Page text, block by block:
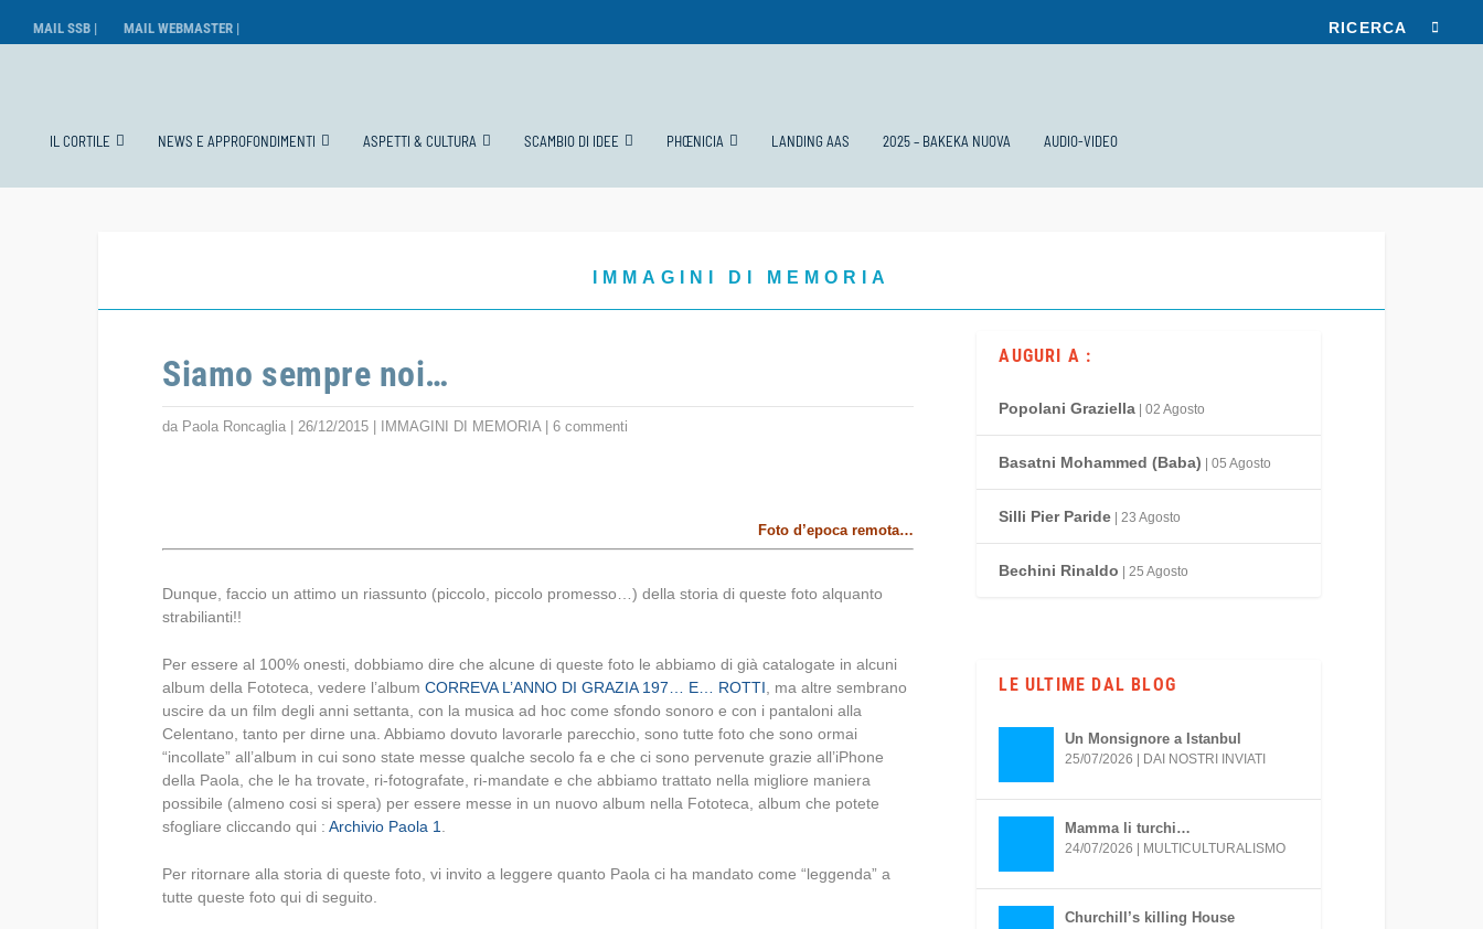
MAIL SSB | MAIL WEBMASTER |
IL CORTILE NEWS E APPROFONDIMENTI ASPETTI & CULTURA SCAMBIO DI IDEE PHŒNICIA LANDING AAS 2025 – BAKEKA NUOVA AUDIO-VIDEO
IMMAGINI DI MEMORIA
Siamo sempre noi…
da Paola Roncaglia | 26/12/2015 | IMMAGINI DI MEMORIA |6 commenti
Foto d’epoca remota…
Dunque, faccio un attimo un riassunto (piccolo, piccolo promesso…) della storia di queste foto alquanto
strabilianti!!
Per essere al 100% onesti, dobbiamo dire che alcune di queste foto le abbiamo di già catalogate in alcuni
album della Fototeca, vedere l’albumCORREVA L’ANNO DI GRAZIA 197… E… ROTTI , ma altre sembrano
uscire da un film degli anni settanta, con la musica ad hoc come sfondo sonoro e con i pantaloni alla
Celentano, tanto per dirne una. Abbiamo dovuto lavorarle parecchio, sono tutte foto che sono ormai
“incollate” all’album in cui sono state messe qualche secolo fa e che ci sono pervenute grazie all’iPhone
della Paola, che le ha trovate, ri-fotografate, ri-mandate e che abbiamo trattato nella migliore maniera
possibile (almeno cosi si spera) per essere messe in un nuovo album nella Fototeca, album che potete
sfogliare cliccando qui :Archivio Paola 1
Per ritornare alla storia di queste foto, vi invito a leggere quanto Paola ci ha mandato come “leggenda” a
tutte queste foto qui di seguito.
AUGURI A :
Popolani Graziella | 02 Agosto
Basatni Mohammed (Baba) | 05 Agosto
Silli Pier Paride | 23 Agosto
Bechini Rinaldo | 25 Agosto
LE ULTIME DAL BLOG
Un Monsignore a Istanbul
25/07/2026 DAI NOSTRI INVIATI
Mamma li turchi…
24/07/2026 MULTICULTURALISMO
Churchill’s killing House